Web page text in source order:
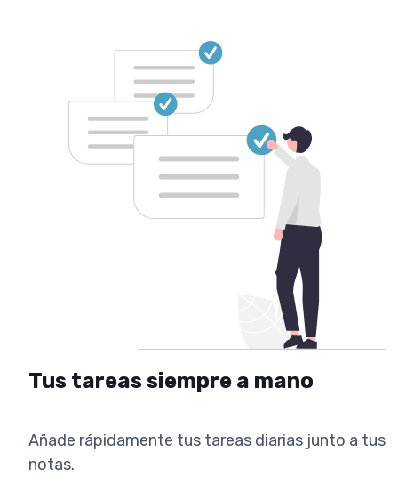
Tus tareas siempre a mano
Añade rápidamente tus tareas diarias junto a tus
notas.